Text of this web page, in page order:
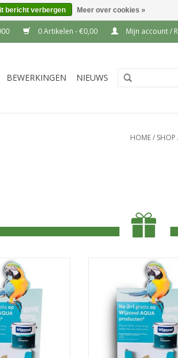
0 Artikelen - €0,00 Mijn account /
BEWERKINGEN NIEUWS
HOME/ SHOP
of ook wel
dat opmaat
word.
heeft heeft een
A4 en een bakje
A6 folder
WINKELWAGEN
Een folder bakje of
draaidisplay dat
gemaakt word.
Dit folder bakje heeft
t.b.v. A6 flyers c.q.
staand A6 formaat.
TOEVOEGEN AAN
bericht verbergen Meer over cookies »